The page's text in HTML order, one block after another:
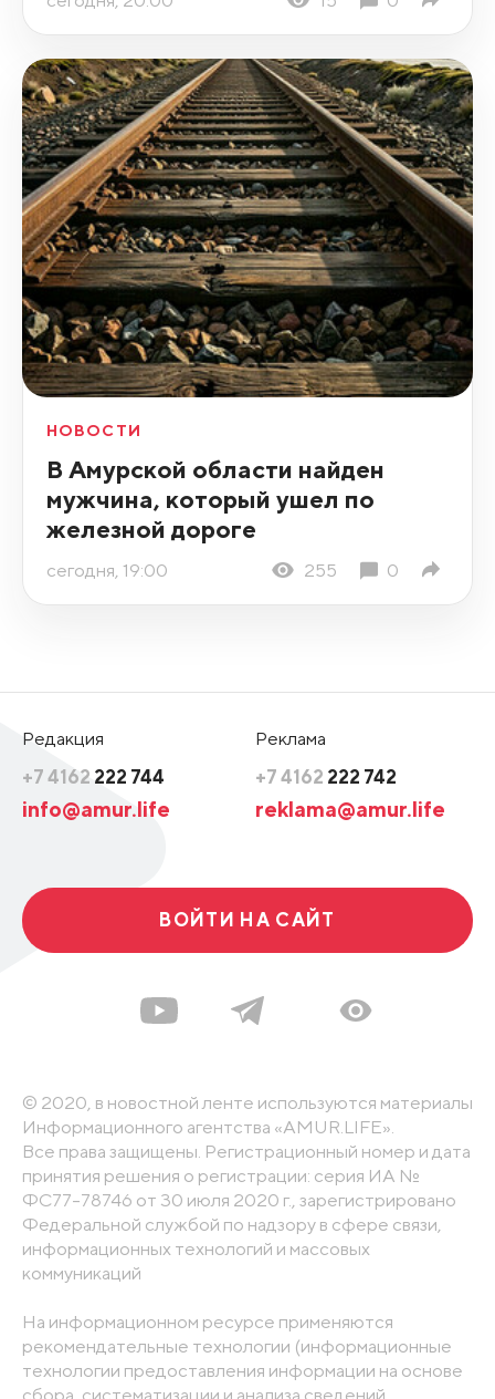
НОВОСТИ
В Амурской области найден
мужчина, который ушел по
железной дороге
сегодня, 19:00 255 0
Редакция
+7 4162 222 744
info@amur.life
Реклама
+7 4162 222 742
reklama@amur.life
ВОЙТИ НА САЙТ
© 2020, в новостной ленте используются материалы
Информационного агентства «AMUR.LIFE».
Все права защищены. Регистрационный номер и дата
принятия решения о регистрации: серия ИА №
ФС77-78746 от 30 июля 2020 г., зарегистрировано
Федеральной службой по надзору в сфере связи,
информационных технологий и массовых
коммуникаций
На информационном ресурсе применяются
рекомендательные технологии (информационные
технологии предоставления информации на основе